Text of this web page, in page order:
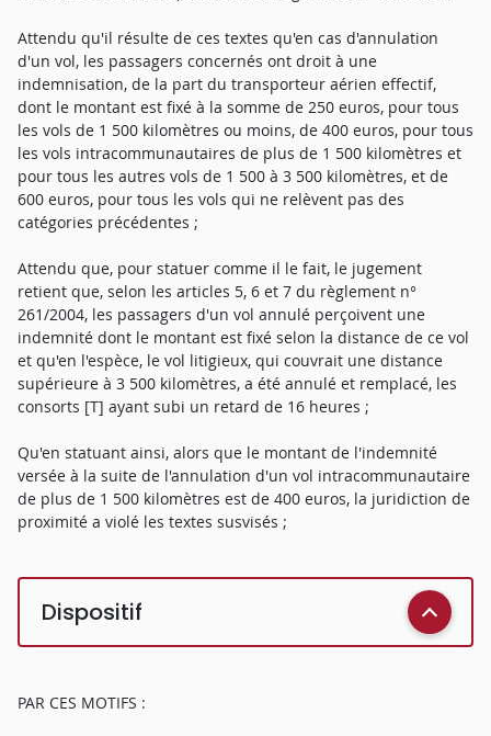
Attendu qu'il résulte de ces textes qu'en cas d'annulation
d'un vol, les passagers concernés ont droit à une
indemnisation, de la part du transporteur aérien effectif,
dont le montant est fixé à la somme de 250 euros, pour tous
les vols de 1 500 kilomètres ou moins, de 400 euros, pour tous
les vols intracommunautaires de plus de 1 500 kilomètres et
pour tous les autres vols de 1 500 à 3 500 kilomètres, et de
600 euros, pour tous les vols qui ne relèvent pas des
catégories précédentes ;
Attendu que, pour statuer comme il le fait, le jugement
retient que, selon les articles 5, 6 et 7 du règlement n°
261/2004, les passagers d'un vol annulé perçoivent une
indemnité dont le montant est fixé selon la distance de ce vol
et qu'en l'espèce, le vol litigieux, qui couvrait une distance
supérieure à 3 500 kilomètres, a été annulé et remplacé, les
consorts [T] ayant subi un retard de 16 heures ;
Qu'en statuant ainsi, alors que le montant de l'indemnité
versée à la suite de l'annulation d'un vol intracommunautaire
de plus de 1 500 kilomètres est de 400 euros, la juridiction de
proximité a violé les textes susvisés ;
Dispositif
PAR CES MOTIFS :